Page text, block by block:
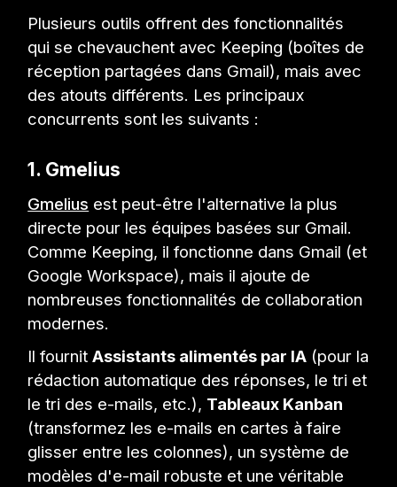
Plusieurs outils offrent des fonctionnalités
qui se chevauchent avec Keeping (boîtes de
réception partagées dans Gmail), mais avec
des atouts différents. Les principaux
concurrents sont les suivants :
1. Gmelius
Gmelius est peut-être l'alternative la plus
directe pour les équipes basées sur Gmail.
Comme Keeping, il fonctionne dans Gmail (et
Google Workspace), mais il ajoute de
nombreuses fonctionnalités de collaboration
modernes.
Il fournitAssistants alimentés par IA (pour la
rédaction automatique des réponses, le tri et
le tri des e-mails, etc.), Tableaux Kanban
(transformez les e-mails en cartes à faire
glisser entre les colonnes), un système de
modèles d'e-mail robuste et une véritable